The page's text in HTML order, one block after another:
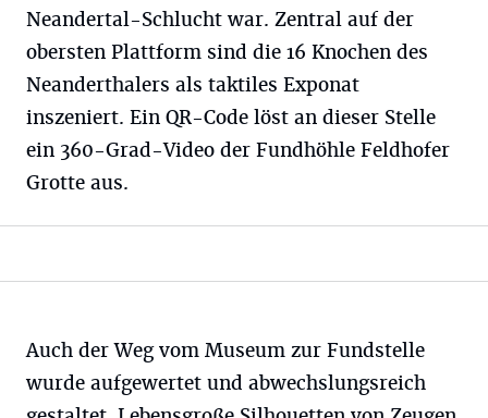
Neandertal-Schlucht war. Zentral auf der
obersten Plattform sind die 16 Knochen des
Neanderthalers als taktiles Exponat
inszeniert. Ein QR-Code löst an dieser Stelle
ein 360-Grad-Video der Fundhöhle Feldhofer
Grotte aus.
Auch der Weg vom Museum zur Fundstelle
wurde aufgewertet und abwechslungsreich